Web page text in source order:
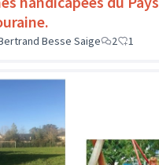
Besse Saige 2 1